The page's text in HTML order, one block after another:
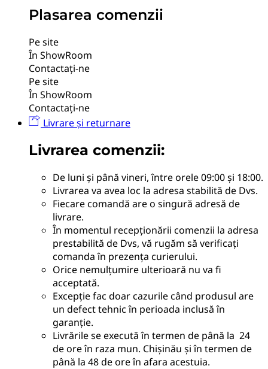
Plasarea comenzii
Pe site
În ShowRoom
Contactați-ne
Pe site
În ShowRoom
Contactați-ne
Livrare și returnare
Livrarea comenzii:
De luni și până vineri, între orele 09:00 și 18:00.
Livrarea va avea loc la adresa stabilită de Dvs.
Fiecare comandă are o singură adresă de
livrare.
În momentul recepționării comenzii la adresa
prestabilită de Dvs, vă rugăm să verificați
comanda în prezența curierului.
Orice nemulțumire ulterioară nu va fi
acceptată.
Excepție fac doar cazurile când produsul are
un defect tehnic în perioada inclusă în
garanție.
Livrările se execută în termen de până la 24
de ore în raza mun. Chișinău și în termen de
până la 48 de ore în afara acestuia.